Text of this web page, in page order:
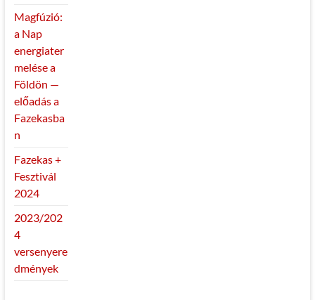
Magfúzió:
a Nap
energiater
melése a
Földön —
előadás a
Fazekasba
n
Fazekas +
Fesztivál
2024
2023/202
4
versenyere
dmények